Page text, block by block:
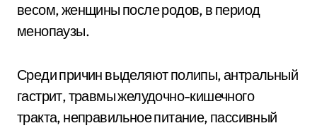
весом, женщины после родов, в период
менопаузы.
Среди причин выделяют полипы, антральный
гастрит, травмы желудочно-кишечного
тракта, неправильное питание, пассивный